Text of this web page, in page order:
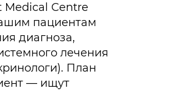
Medical Сentre
пациентам
диагноза,
лечения
План
— ищут